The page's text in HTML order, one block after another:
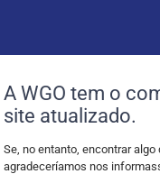
A WGO tem o
site atualizado.
Se, no entanto, encontrar
agradeceríamos nos